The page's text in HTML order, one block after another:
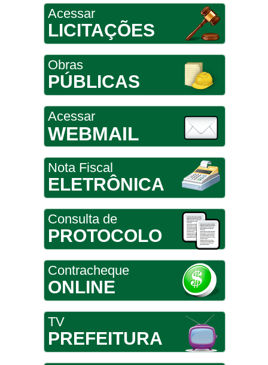
Acessar
LICITAÇÕES
Obras
PÚBLICAS
Acessar
WEBMAIL
Nota Fiscal
ELETRÔNICA
Consulta de
PROTOCOLO
Contracheque
ONLINE
TV
PREFEITURA